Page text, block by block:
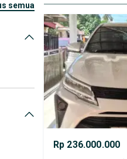
semua
Rp 236.000.000